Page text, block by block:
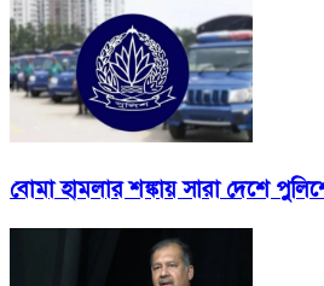
বোমা হামলার শঙ্কায় সারা দেশে